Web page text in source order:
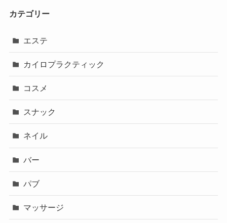
カテゴリー
エステ
カイロプラクティック
コスメ
スナック
ネイル
バー
パブ
マッサージ